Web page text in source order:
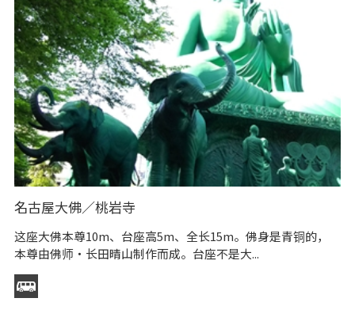
名古屋大佛／桃岩寺
这座大佛本尊10m、台座高5m、全长15m。佛身是青铜的，
本尊由佛师・长田晴山制作而成。台座不是大...